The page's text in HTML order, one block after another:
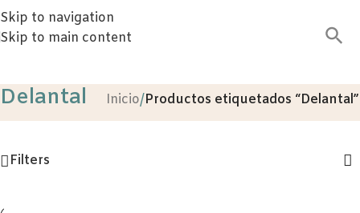
Skip to navigation
Skip to main content
Delantal Inicio/Productos etiquetados “Delantal”
Filters